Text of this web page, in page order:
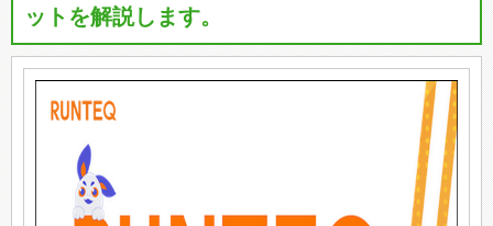
ットを解説します。